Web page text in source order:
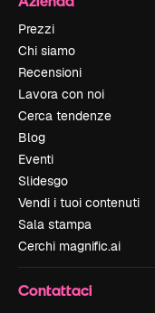
Prezzi
Chi siamo
Recensioni
Lavora con noi
Cerca tendenze
Blog
Eventi
Slidesgo
Vendi i tuoi contenuti
Sala stampa
Cerchi magnific.ai
Contattaci